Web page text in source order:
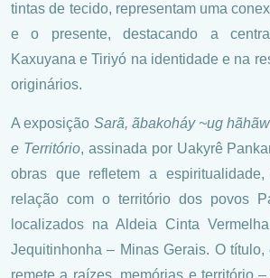
tintas de tecido, representam uma
e o presente, destacando a
Kaxuyana e Tiriyó na identidade e na
originários.
A exposição Sarã, ãbakoháy ~ug
e Território, assinada por Uakyrê
obras que refletem a
relação com o território dos povos
localizados na Aldeia Cinta
Jequitinhonha – Minas Gerais. O título,
remete a raízes, memórias e território